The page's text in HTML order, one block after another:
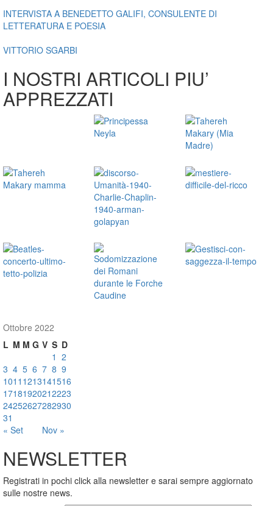
INTERVISTA A BENEDETTO GALIFI, CONSULENTE DI
LETTERATURA E POESIA
VITTORIO SGARBI
I NOSTRI ARTICOLI PIU’
APPREZZATI
Ottobre 2022
L M M G V S D
« Set Nov »
1 2
3 4 5 6 7 8 9
1011 1213141516
17181920212223
24252627282930
31
NEWSLETTER
Registrati in pochi click alla newsletter e sarai sempre aggiornato
sulle nostre news.